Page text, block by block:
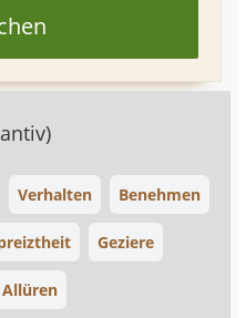
Verhalten Benehmen
Geziere
Allüren